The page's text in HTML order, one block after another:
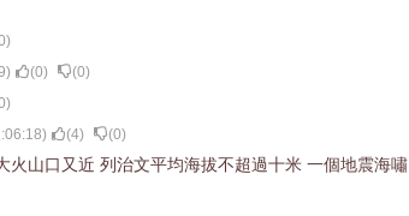
)
) (0) (0)
)
) (4) (0)
山口又近 列治文平均海拔不超過十米 一個地震海嘯